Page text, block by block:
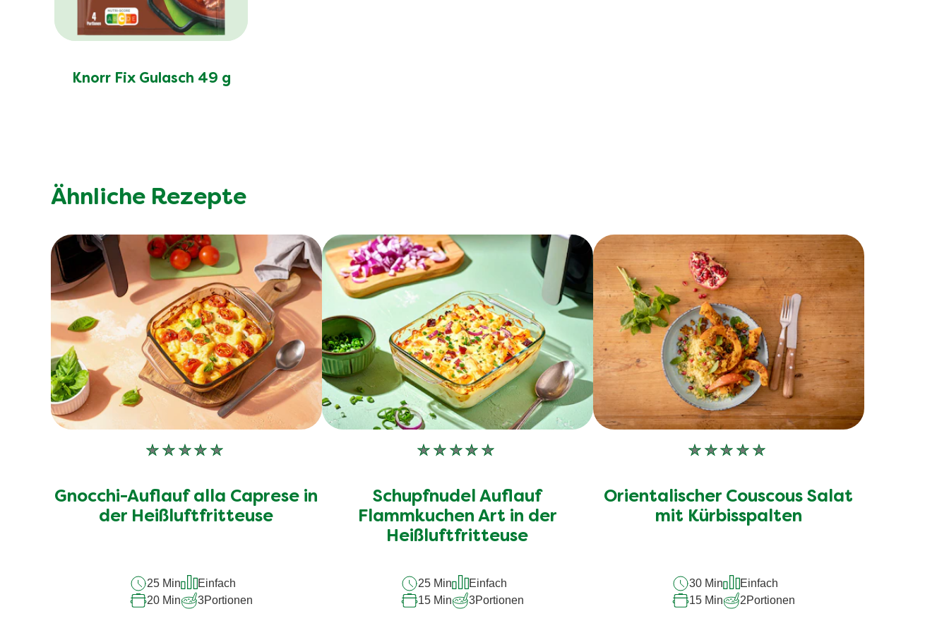
Knorr Fix Gulasch 49 g
Ähnliche Rezepte
Keine
dieses
recipe
Gnocchi-Auflauf alla Caprese in
der Heißluftfritteuse
25 Min
Einfach
20 Min
3Portionen
Keine
dieses
recipe
abgegeben
Schupfnudel Auflauf
Flammkuchen Art in der
Heißluftfritteuse
25 Min
Einfach
15 Min
3Portionen
Keine
dieses
recipe
abgegeben
Orientalischer Couscous Salat
mit Kürbisspalten
30 Min
Einfach
15 Min
2Portionen